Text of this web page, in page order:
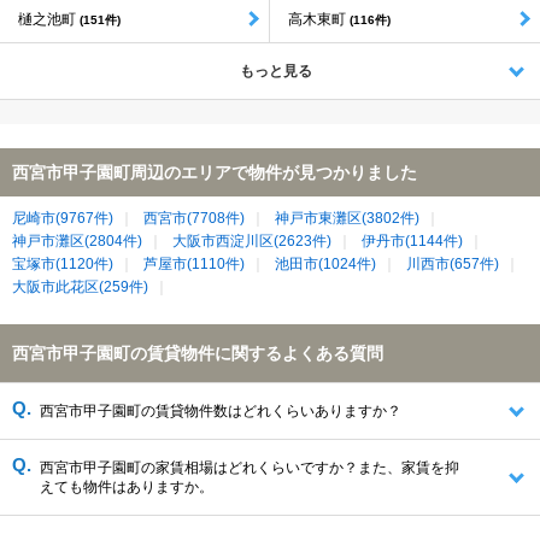
樋之池町 (151件) 高木東町 (116件)
もっと見る
西宮市甲子園町周辺のエリアで物件が見つかりました
尼崎市(9767件) 西宮市(7708件)
神戸市東灘区(3802件)
神戸市灘区(2804件)
大阪市西淀川区(2623件)
伊丹市(1144件)
宝塚市(1120件)
芦屋市(1110件) 池田市(1024件)
川西市(657件)
大阪市此花区(259件)
西宮市甲子園町の賃貸物件に関するよくある質問
西宮市甲子園町の賃貸物件数はどれくらいありますか？
西宮市甲子園町の家賃相場はどれくらいですか？また、家賃を抑
えても物件はありますか。